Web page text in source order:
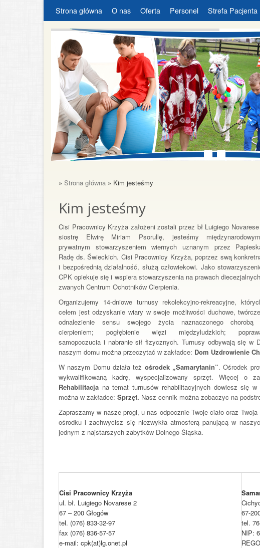
Strona główna O nas Oferta Personel Strefa Pacjenta
» Strona główna » Kim jesteśmy
Kim jesteśmy
Cisi Pracownicy Krzyża założeni zostali przez bł Luigiego
siostrę Elwirę Miriam Psorullę, jesteśmy
prywatnym stowarzyszeniem wiernych uznanym przez
Radę ds. Świeckich. Cisi Pracownicy Krzyża, poprzez swą
i bezpośrednią działalność, służą człowiekowi. Jako
CPK opiekuje się i wspiera stowarzyszenia na prawach
zwanych Centrum Ochotników Cierpienia.
Organizujemy 14-dniowe turnusy rekolekcyjno-rekreacyjne,
celem jest odzyskanie wiary w swoje możliwości duchowe,
odnalezienie sensu swojego życia naznaczonego chorobą
cierpieniem; pogłębienie więzi międzyludzkich;
samopoczucia i nabranie sił fizycznych. Turnusy odbywają się w
naszym domu można przeczytać w zakładce: Dom Uzdrowienie
W naszym Domu działa też ośrodek „Samarytanin”. Ośrodek
wykwalifikowaną kadrę, wyspecjalizowany sprzęt. Więcej o
Rehabilitacja na temat turnusów rehabilitacyjnych dowiesz się
można w zakładce: Sprzęt. Nasz cennik można zobaczyc na
Zapraszamy w nasze progi, u nas odpocznie Twoje ciało oraz
ośrodku i zachwycisz się niezwykła atmosferą panującą w
jednym z najstarszych zabytków Dolnego Śląska.
Cisi Pracownicy Krzyża
ul. bł. Luigiego Novarese 2
67 – 200 Głogów
tel. (076) 833-32-97
fax (076) 836-57-57
e-mail: cpk(at)lg.onet.pl
67-
tel.
NIP: